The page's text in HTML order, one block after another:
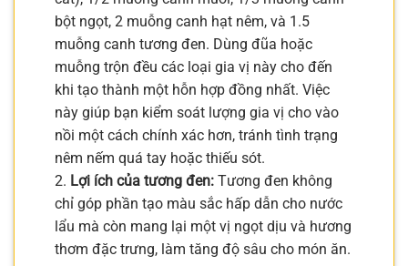
bột ngọt, 2 muỗng canh hạt nêm, và 1.5
muỗng canh tương đen. Dùng đũa hoặc
muỗng trộn đều các loại gia vị này cho đến
khi tạo thành một hỗn hợp đồng nhất. Việc
này giúp bạn kiểm soát lượng gia vị cho vào
nồi một cách chính xác hơn, tránh tình trạng
nêm nếm quá tay hoặc thiếu sót.
2. Lợi ích của tương đen: Tương đen không
chỉ góp phần tạo màu sắc hấp dẫn cho nước
lẩu mà còn mang lại một vị ngọt dịu và hương
thơm đặc trưng, làm tăng độ sâu cho món ăn.